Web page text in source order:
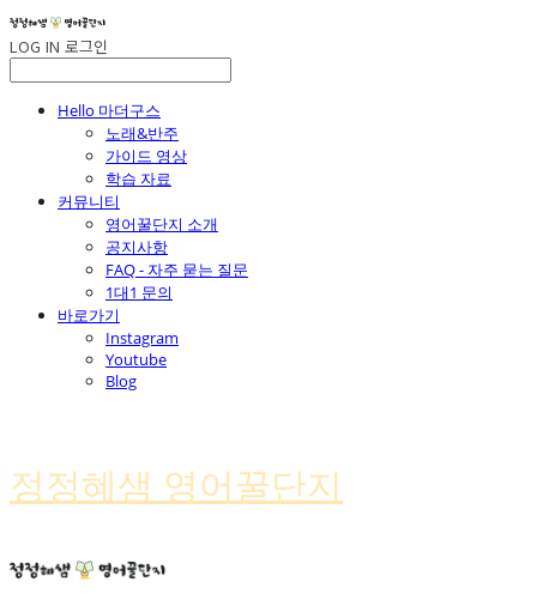
LOG IN 로그인
Hello 마더구스
노래&반주
가이드 영상
학습 자료
커뮤니티
영어꿀단지 소개
공지사항
FAQ - 자주 묻는 질문
1대1 문의
바로가기
Instagram
Youtube
Blog
정정혜샘 영어꿀단지